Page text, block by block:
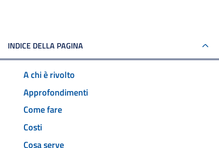
INDICE DELLA PAGINA
A chi è rivolto
Approfondimenti
Come fare
Costi
Cosa serve